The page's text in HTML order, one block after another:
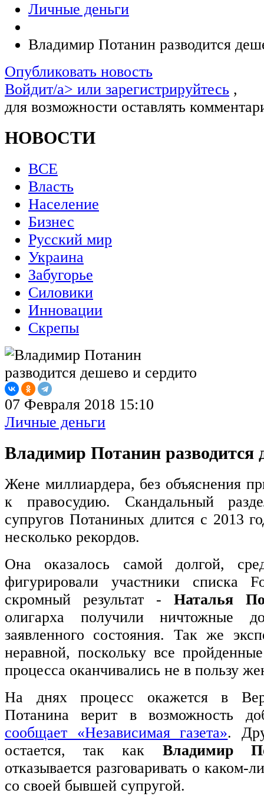
Личные деньги
Владимир Потанин разводится
Опубликовать новость
Войдит/a> или зарегистрируйтесь ,
для возможности оставлять
НОВОСТИ
ВСЕ
Власть
Население
Бизнес
Русский мир
Украина
Забугорье
Силовики
Инновации
Скрепы
07 Февраля 2018 15:10
Личные деньги
Владимир Потанин разводится
Жене миллиардера, без объяснения
к правосудию. Скандальный
супругов Потаниных длится с 2013
несколько рекордов.
Она оказалось самой долгой,
фигурировали участники списка
скромный результат - Наталья
олигарха получили ничтожные
заявленного состояния. Так же
неравной, поскольку все
процесса оканчивались не в пользу
На днях процесс окажется в
Потанина верит в возможность
сообщает «Независимая газета».
остается, так как Владимир
отказывается разговаривать о
со своей бывшей супругой.